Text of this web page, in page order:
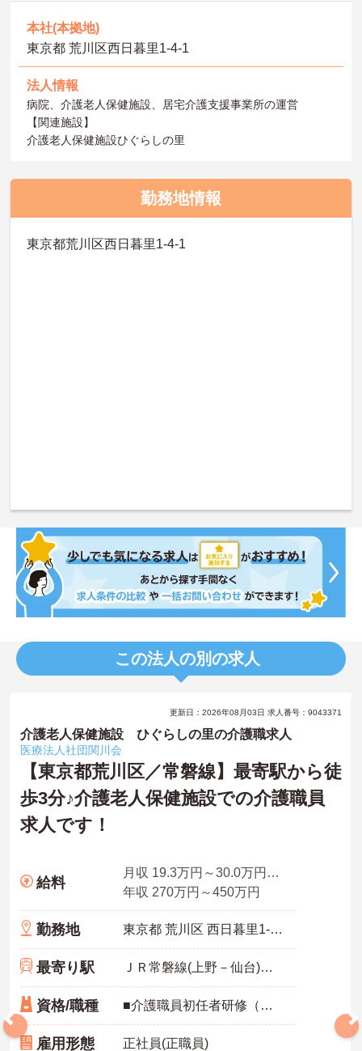
本社(本拠地)
東京都 荒川区西日暮里1-4-1
法人情報
病院、介護老人保健施設、居宅介護支援事業所の運営
【関連施設】
介護老人保健施設ひぐらしの里
勤務地情報
東京都荒川区西日暮里1-4-1
この法人の別の求人
更新日：2026年08月03日 求人番号：9043371
介護老人保健施設 ひぐらしの里の介護職求人
医療法人社団関川会
【東京都荒川区／常磐線】最寄駅から徒
歩3分♪介護老人保健施設での介護職員
求人です！
給料
月収 19.3万円～30.0万円程度 諸手当込
年収 270万円～450万円
勤務地 東京都 荒川区 西日暮里1-4-1
最寄り駅 ＪＲ常磐線(上野－仙台)「三河島駅」徒歩3分
資格/職種 ■介護職員初任者研修（ヘルパー2級）以上
雇用形態 正社員(正職員)